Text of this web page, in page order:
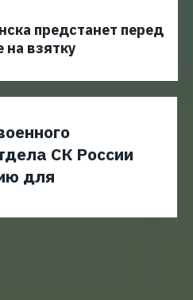
предстанет перед
на взятку
СК России
для